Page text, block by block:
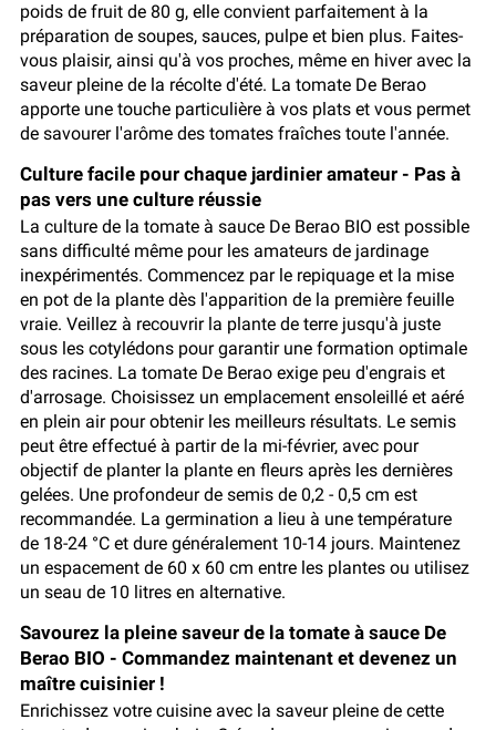
poids de fruit de 80 g, elle convient parfaitement à la
préparation de soupes, sauces, pulpe et bien plus. Faites-
vous plaisir, ainsi qu'à vos proches, même en hiver avec la
saveur pleine de la récolte d'été. La tomate De Berao
apporte une touche particulière à vos plats et vous permet
de savourer l'arôme des tomates fraîches toute l'année.
Culture facile pour chaque jardinier amateur - Pas à
pas vers une culture réussie
La culture de la tomate à sauce De Berao BIO est possible
sans difficulté même pour les amateurs de jardinage
inexpérimentés. Commencez par le repiquage et la mise
en pot de la plante dès l'apparition de la première feuille
vraie. Veillez à recouvrir la plante de terre jusqu'à juste
sous les cotylédons pour garantir une formation optimale
des racines. La tomate De Berao exige peu d'engrais et
d'arrosage. Choisissez un emplacement ensoleillé et aéré
en plein air pour obtenir les meilleurs résultats. Le semis
peut être effectué à partir de la mi-février, avec pour
objectif de planter la plante en fleurs après les dernières
gelées. Une profondeur de semis de 0,2 - 0,5 cm est
recommandée. La germination a lieu à une température
de 18-24 °C et dure généralement 10-14 jours. Maintenez
un espacement de 60 x 60 cm entre les plantes ou utilisez
un seau de 10 litres en alternative.
Savourez la pleine saveur de la tomate à sauce De
Berao BIO - Commandez maintenant et devenez un
maître cuisinier !
Enrichissez votre cuisine avec la saveur pleine de cette